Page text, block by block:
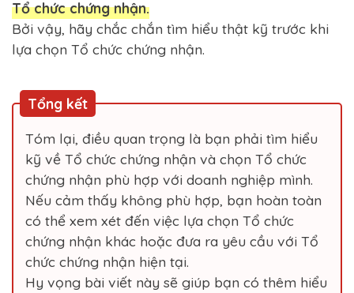
Tổ chức chứng nhận.
Bởi vậy, hãy chắc chắn tìm hiểu thật kỹ trước khi
lựa chọn Tổ chức chứng nhận.
Tổng kết
Tóm lại, điều quan trọng là bạn phải tìm hiểu
kỹ về Tổ chức chứng nhận và chọn Tổ chức
chứng nhận phù hợp với doanh nghiệp mình.
Nếu cảm thấy không phù hợp, bạn hoàn toàn
có thể xem xét đến việc lựa chọn Tổ chức
chứng nhận khác hoặc đưa ra yêu cầu với Tổ
chức chứng nhận hiện tại.
Hy vọng bài viết này sẽ giúp bạn có thêm hiểu